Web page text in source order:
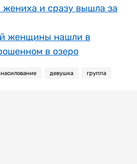
жениха и сразу вышла за
женщины нашли в
в озеро
девушка группа